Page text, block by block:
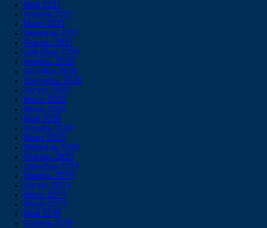
Май 2021
Апрель 2021
Март 2021
Февраль 2021
Январь 2021
Декабрь 2020
Ноябрь 2020
Октябрь 2020
Сентябрь 2020
Август 2020
Июль 2020
Июнь 2020
Май 2020
Апрель 2020
Март 2020
Февраль 2020
Январь 2020
Декабрь 2019
Ноябрь 2019
Август 2019
Июль 2019
Июнь 2019
Май 2019
Апрель 2019